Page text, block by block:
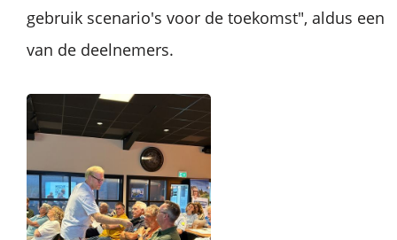
gebruik scenario's voor de toekomst", aldus een
van de deelnemers.